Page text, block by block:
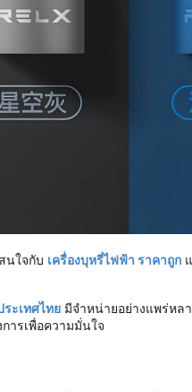
นใจกับ เครื่องบุหรี่ไฟฟ้า ราคาถูก
ะเทศไทย มีจำหน่ายอย่างแพร่หล
ารเพื่อความมั่นใจ